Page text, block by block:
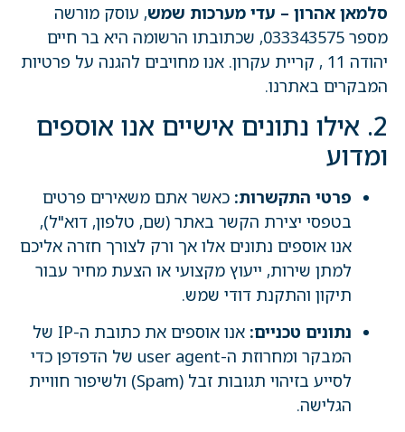
סלמאן אהרון – עדי מערכות שמש, עוסק מורשה
מספר 033343575, שכתובתו הרשומה היא בר חיים
יהודה 11 , קריית עקרון. אנו מחויבים להגנה על פרטיות
המבקרים באתרנו.
2. אילו נתונים אישיים אנו אוספים
ומדוע
פרטי התקשרות: כאשר אתם משאירים פרטים
בטפסי יצירת הקשר באתר (שם, טלפון, דוא"ל),
אנו אוספים נתונים אלו אך ורק לצורך חזרה אליכם
למתן שירות, ייעוץ מקצועי או הצעת מחיר עבור
תיקון והתקנת דודי שמש.
נתונים טכניים:
אנו אוספים את כתובת ה-IP של
המבקר ומחרוזת ה-user agent של הדפדפן כדי
לסייע בזיהוי תגובות זבל (Spam) ולשיפור חוויית
הגלישה.